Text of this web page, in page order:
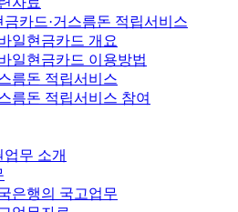
금카드·거스름돈 적립서비스
일현금카드 개요
일현금카드 이용방법
름돈 적립서비스
름돈 적립서비스 참여
무 소개
은행의 국고업무